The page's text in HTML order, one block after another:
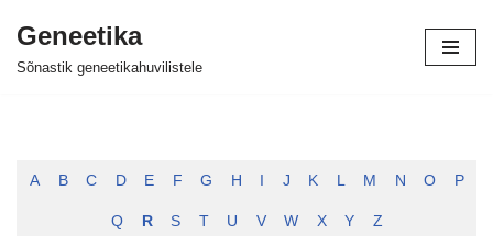
Skip
Geneetika
Sõnastik geneetikahuvilistele
A B C D E F G H J K L M N O P
Q R S T U V W X Y Z